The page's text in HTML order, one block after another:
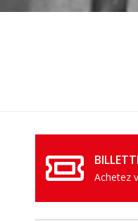
Achetez